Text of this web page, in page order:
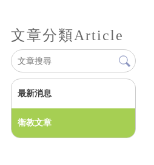
文章分類Article
最新消息
衛教文章